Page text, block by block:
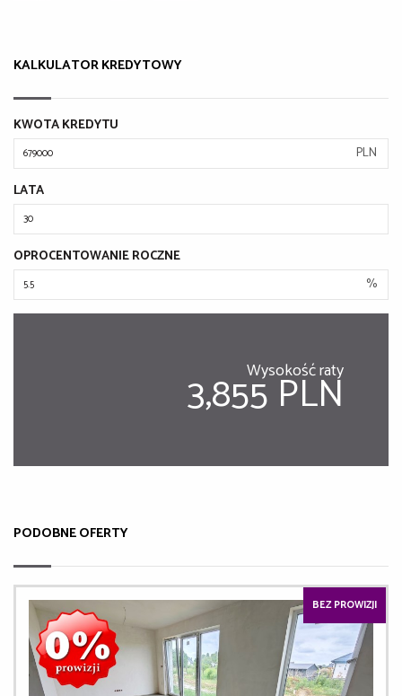
KALKULATOR KREDYTOWY
KWOTA KREDYTU
PLN
LATA
OPROCENTOWANIE ROCZNE
%
Wysokość raty
3,855 PLN
PODOBNE OFERTY
BEZ PROWIZJI